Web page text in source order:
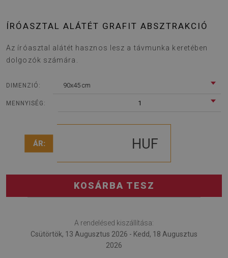
ÍRÓASZTAL ALÁTÉT GRAFIT ABSZTRAKCIÓ
Az íróasztal alátét hasznos lesz a távmunka keretében
dolgozók számára.
DIMENZIÓ: 90x45 cm
MENNYISÉG: 1
ÁR: HUF
KOSÁRBA TESZ
A rendelésed kiszállítása:
Csütörtök, 13 Augusztus 2026 - Kedd, 18 Augusztus
2026